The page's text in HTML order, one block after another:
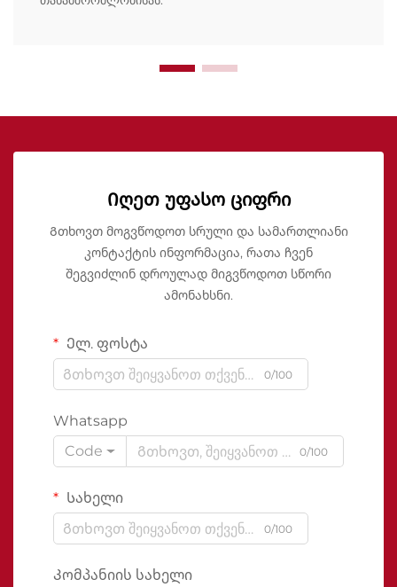
Იღეთ უფასო ციფრი
Გთხოვთ მოგვწოდოთ სრული და სამართლიანი
კონტაქტის ინფორმაცია, რათა ჩვენ
შეგვიძლინ დროულად მიგვწოდოთ სწორი
ამონახსნი.
Ელ. ფოსტა
0/100
Whatsapp
Code
0/100
Სახელი
0/100
Კომპანიის სახელი